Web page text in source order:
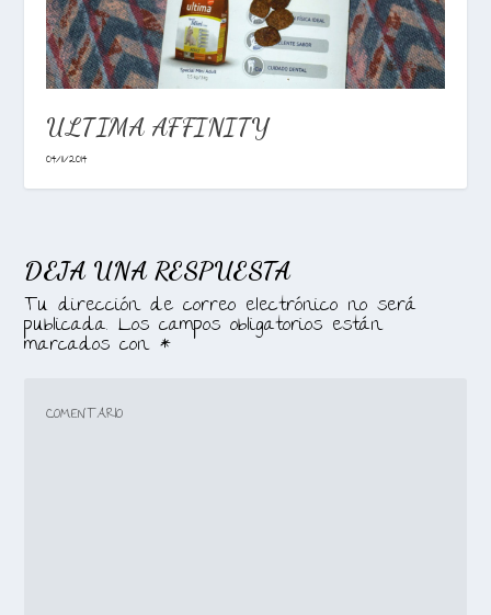
ULTIMA AFFINITY
04/11/2014
DEJA UNA RESPUESTA
Tu dirección de correo electrónico no será
publicada. Los campos obligatorios están
marcados con *